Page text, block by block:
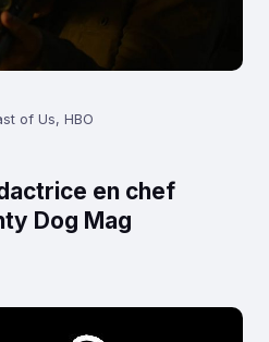
of Us, HBO
en chef
Dog Mag